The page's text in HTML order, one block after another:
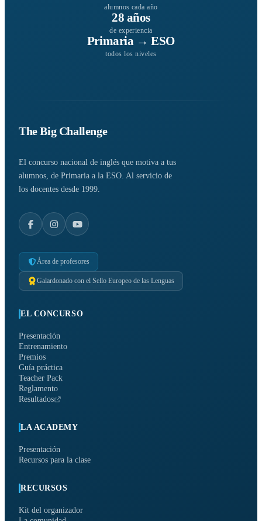
alumnos cada año
28 años
de experiencia
Primaria → ESO
todos los niveles
The Big Challenge
El concurso nacional de inglés que motiva a tus
alumnos, de Primaria a la ESO. Al servicio de
los docentes desde 1999.
Área de profesores
Galardonado con el Sello Europeo de las Lenguas
EL CONCURSO
Presentación
Entrenamiento
Premios
Guía práctica
Teacher Pack
Reglamento
Resultados
LA ACADEMY
Presentación
Recursos para la clase
RECURSOS
Kit del organizador